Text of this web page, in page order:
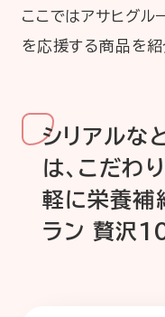
ここではアサヒグル
を応援する商品を紹
シリアルな
は、こだわ
軽に栄養補
ラン 贅沢